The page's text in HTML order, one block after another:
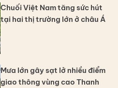
Chuối Việt Nam tăng sức hút
tại hai thị trường lớn ở châu Á
Mưa lớn gây sạt lở nhiều điểm
giao thông vùng cao Thanh